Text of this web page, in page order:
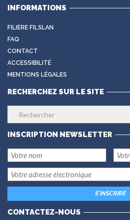
INFORMATIONS
FILIÈRE FILSLAN
FAQ
CONTACT
ACCESSIBILITÉ
MENTIONS LÉGALES
RECHERCHEZ SUR LE SITE
INSCRIPTION NEWSLETTER
CONTACTEZ-NOUS